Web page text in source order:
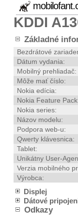
KDDI
Základné
Bezdrátové
Dátum vydania:
Mobilný prehliadač:
Môže mať číslo:
Nokia edícia:
Nokia Feature
Nokia series:
Názov modelu:
Podpora web-u:
Qwerty klávesnica:
Tablet:
Unikátny User-
Verzia mobilného
Výrobca:
Displej
Dátové
Odkazy